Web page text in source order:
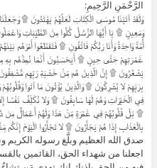
الرَّحْمَنِ الرَّحِيمِ:
وَلَقَدْ آتَيْنَا مُوسَى الْكِتَابَ لَعَلَّهُمْ يَهْتَدُونَ ۩ وَجَعَلْنَا
وَمَعِينٍ ۩ يَا أَيُّهَا الرُّسُلُ كُلُوا مِنَ الطَّيِّبَاتِ
أُمَّةً وَاحِدَةً وَأَنَا رَبُّكُمْ فَاتَّقُونِ ۩ فَتَقَطَّعُوا أَمْرَهُم
غَمْرَتِهِمْ حَتَّى حِينٍ ۩ أَيَحْسَبُونَ أَنَّمَا نُمِدُّهُم بِهِ
يَشْعُرُونَ ۩ إِنَّ الَّذِينَ هُم مِّنْ خَشْيَةِ رَبِّهِم مُّشْفِقُونَ
بِرَبِّهِمْ لا يُشْرِكُونَ ۩ وَالَّذِينَ يُؤْتُونَ مَا آتَوا
فِي الْخَيْرَاتِ وَهُمْ لَهَا سَابِقُونَ ۩ وَلا نُكَلِّفُ نَفْسًا
۩ بَلْ قُلُوبُهُمْ فِي غَمْرَةٍ مِّنْ هَذَا وَلَهُمْ أَعْمَالٌ مِن
بِالْعَذَابِ إِذَا هُمْ يَجْأَرُونَ ۩ لا تَجْأَرُوا الْيَوْمَ إِنَّكُم
صدق الله العظيم وبلَّغ رسوله الكريم
اجعلنا من شهداء الحق، القائمين